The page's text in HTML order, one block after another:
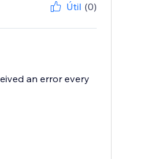
Útil (0)
an error every